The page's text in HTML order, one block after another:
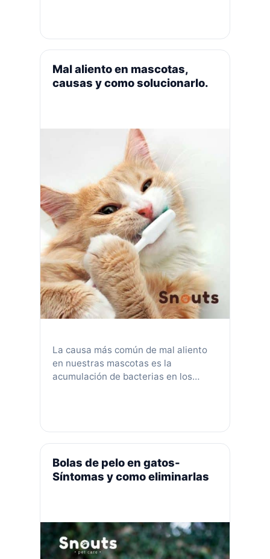
algunos médicos veterinarios con
poco conocimiento en nutrición
canina o felina. ¿Es esto cierto, esto
significa que una dieta cruda …
Leer
más
Mal aliento en mascotas,
causas y como solucionarlo.
La causa más común de mal aliento
en nuestras mascotas es la
acumulación de bacterias en los
bacterias «malas» que producen
olores desagradables y causan mal
aliento. La importancia de la
microbiota en la salud general de su
…Leer más
Bolas de pelo en gatos-
Síntomas y como eliminarlas